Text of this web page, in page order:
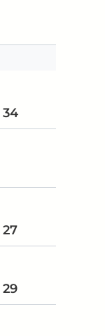
34
27
29